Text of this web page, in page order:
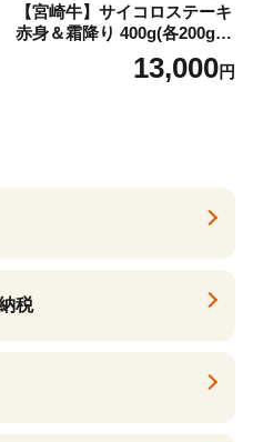
【宮崎牛】サイコロステーキ
赤身＆霜降り 400g(各200g×
１P 計2P) 真空パック 冷凍
13,000円
税